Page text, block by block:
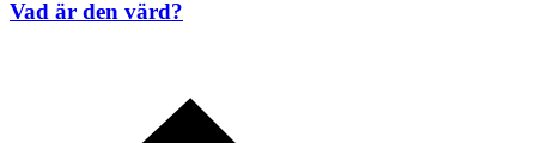
Vad är den värd?